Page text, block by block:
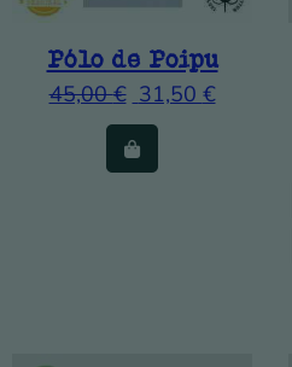
Pólo de Poipu
45,00€ 31,50 €
This product